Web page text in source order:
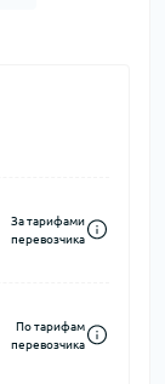
За тарифами
перевозчика
По тарифам
перевозчика